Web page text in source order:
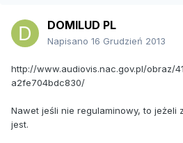
DOMILUD PL
Napisano 16 Grudzień 2013
http://www.audiovis.nac.gov.pl/obraz/
a2fe704bdc830/
Nawet jeśli nie regulaminowy, to jeżeli
jest.